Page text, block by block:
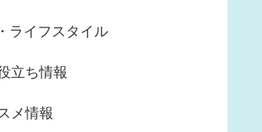
ライフスタイル
立ち情報
メ情報